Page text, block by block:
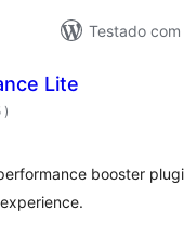
Testado
Lite
classificações
)
booster